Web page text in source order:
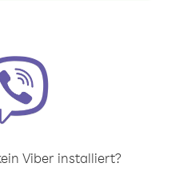
Viber installiert?